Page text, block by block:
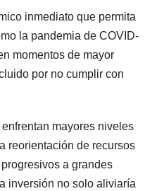
inmediato que permita
la pandemia de COVID-
momentos de mayor
por no cumplir con
mayores niveles
reorientación de recursos
a grandes
inversión no solo aliviaría